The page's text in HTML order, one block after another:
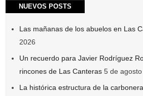
NUEVOS POSTS
.
Las mañanas de los abuelos en Las
2026
Un recuerdo para Javier Rodríguez
rincones de Las Canteras 5 de
La histórica estructura de la